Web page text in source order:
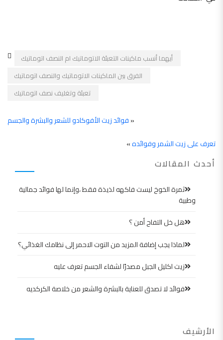
أيهما أنسب ماكينات التعبئة الاتوماتيك ام النصف اتوماتيك
الفرق بين الماكينات الاتوماتيك والنصف اتوماتيك
تعبئة وتغليف نصف اتوماتيك
«فوائد زيت الأفوكادو للشعر والبشرة والجسم
تعرف على زيت الشمر وفوائده»
أحدث المقالات
ثمرة الخوخ ليست فاكهه لذيذة فقط ،وإنما لها فوائد جمالية
وطبية
هل خل التفاح أمن ؟
لماذا يجب إضافة المزيد من التوت الاحمر إلى نظامك الغذائي؟
زيت اكليل الجبل مصدرًا لشفاء الجسم تعرف عليه
فوائد لا تصدق للعناية بالبشرة والشعر من خلاصة الكركديه
الأرشيف